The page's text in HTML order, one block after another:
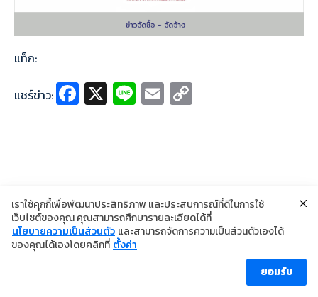
แท็ก:
แชร์ข่าว: Fa
ce
k
X Li
n
E
m
n
k
©2024 Copyright Institute of Dermatology Thailand
นโยบายการคุ้มครองข้อมูลส่วนบุคคล
ผู้เข้าชม [ahc_total_visits]
เราใช้คุกกี้เพื่อพัฒนาประสิทธิภาพ และประสบการณ์ที่ดีในการใช้
เว็บไซต์ของคุณ คุณสามารถศึกษารายละเอียดได้ที่
นโยบายความเป็นส่วนตัว และสามารถจัดการความเป็นส่วนตัวเองได้
ของคุณได้เองโดยคลิกที่ ตั้งค่า
ยอมรับ